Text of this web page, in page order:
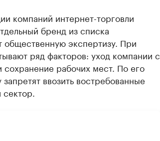
компаний интернет-торговли
бренд из списка
общественную экспертизу. При
ряд факторов: уход компании с
сохранение рабочих мест. По его
ввозить востребованные